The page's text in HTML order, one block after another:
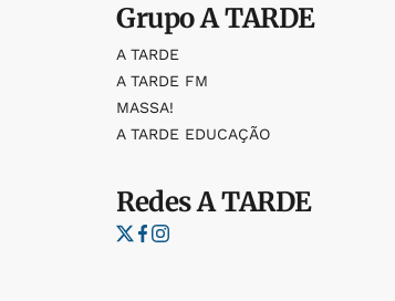
GrupoA TARDE
A TARDE
A TARDE FM
MASSA!
A TARDE EDUCAÇÃO
RedesA TARDE